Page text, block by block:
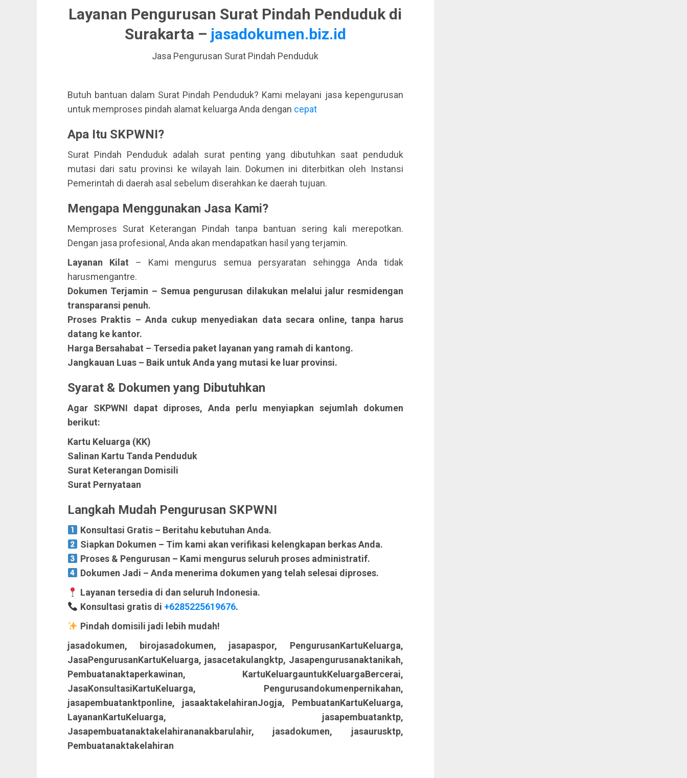
Layanan Pengurusan Surat Pindah Penduduk di
Surakarta – jasadokumen.biz.id
Jasa Pengurusan Surat Pindah Penduduk
Butuh bantuan dalam Surat Pindah Penduduk? Kami melayani jasa kepengurusan
untuk memproses pindah alamat keluarga Anda dengan cepat
Apa Itu SKPWNI?
Surat Pindah Penduduk adalah surat penting yang dibutuhkan saat penduduk
mutasi dari satu provinsi ke wilayah lain. Dokumen ini diterbitkan oleh Instansi
Pemerintah di daerah asal sebelum diserahkan ke daerah tujuan.
Mengapa Menggunakan Jasa Kami?
Memproses Surat Keterangan Pindah tanpa bantuan sering kali merepotkan.
Dengan jasa profesional, Anda akan mendapatkan hasil yang terjamin.
Layanan Kilat – Kami mengurus semua persyaratan sehingga Anda tidak
harusmengantre.
Dokumen Terjamin – Semua pengurusan dilakukan melalui jalur resmidengan
transparansi penuh.
Proses Praktis – Anda cukup menyediakan data secara online, tanpa harus
datang ke kantor.
Harga Bersahabat – Tersedia paket layanan yang ramah di kantong.
Jangkauan Luas – Baik untuk Anda yang mutasi ke luar provinsi.
Syarat & Dokumen yang Dibutuhkan
Agar SKPWNI dapat diproses, Anda perlu menyiapkan sejumlah dokumen
berikut:
Kartu Keluarga (KK)
Salinan Kartu Tanda Penduduk
Surat Keterangan Domisili
Surat Pernyataan
Langkah Mudah Pengurusan SKPWNI
Konsultasi Gratis – Beritahu kebutuhan Anda.
Siapkan Dokumen – Tim kami akan verifikasi kelengkapan berkas Anda.
Proses & Pengurusan – Kami mengurus seluruh proses administratif.
Dokumen Jadi – Anda menerima dokumen yang telah selesai diproses.
Layanan tersedia di dan seluruh Indonesia.
Konsultasi gratis di +6285225619676.
Pindah domisili jadi lebih mudah!
jasadokumen, birojasadokumen, jasapaspor, PengurusanKartuKeluarga,
JasaPengurusanKartuKeluarga, jasacetakulangktp, Jasapengurusanaktanikah,
Pembuatanaktaperkawinan, KartuKeluargauntukKeluargaBercerai,
JasaKonsultasiKartuKeluarga, Pengurusandokumenpernikahan,
jasapembuatanktponline, jasaaktakelahiranJogja, PembuatanKartuKeluarga,
LayananKartuKeluarga, jasapembuatanktp,
Jasapembuatanaktakelahirananakbarulahir, jasadokumen, jasaurusktp,
Pembuatanaktakelahiran